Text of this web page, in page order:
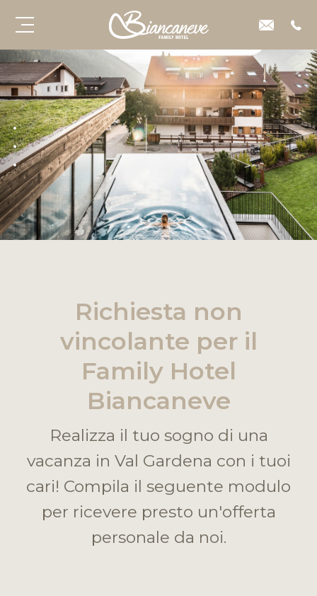
Richiesta non
vincolante per il
Family Hotel
Biancaneve
Realizza il tuo sogno di una
vacanza in Val Gardena con i tuoi
cari! Compila il seguente modulo
per ricevere presto un'offerta
personale da noi.